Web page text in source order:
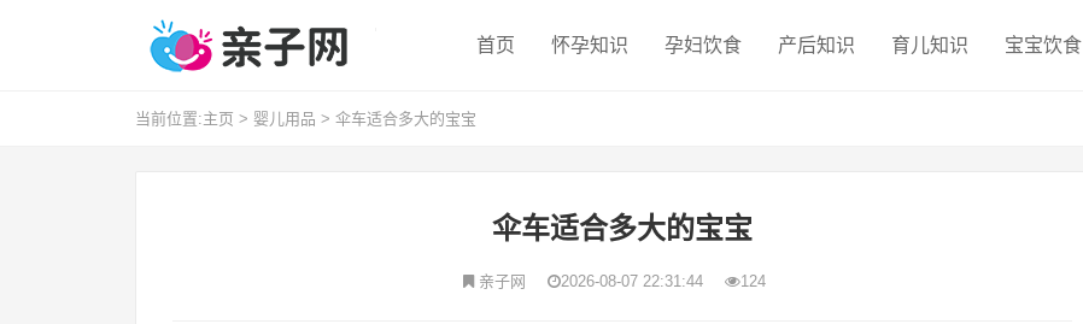
首页 怀孕知识 孕妇饮食 产后知识 育儿知识 宝宝饮食
当前位置:主页 > 婴儿用品 > 伞车适合多大的宝宝
伞车适合多大的宝宝
亲子网 2026-08-07 22:31:44 124